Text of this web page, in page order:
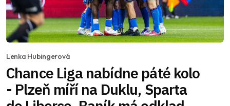
Lenka Hubingerová
Chance Liga nabídne páté kolo
- Plzeň míří na Duklu, Sparta